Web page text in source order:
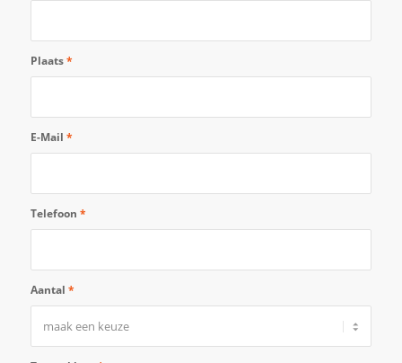
Plaats*
E-Mail *
Telefoon *
Aantal *